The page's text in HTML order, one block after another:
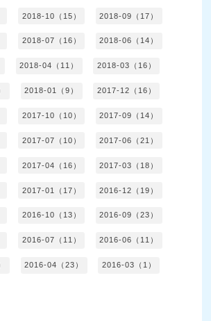
2018-10（15） 2018-09（17）
2018-07（16） 2018-06（14）
2018-04（11） 2018-03（16）
2018-01（9） 2017-12（16）
2017-10（10） 2017-09（14）
2017-07（10） 2017-06（21）
2017-04（16） 2017-03（18）
2017-01（17） 2016-12（19）
2016-10（13） 2016-09（23）
2016-07（11） 2016-06（11）
2016-04（23） 2016-03（1）